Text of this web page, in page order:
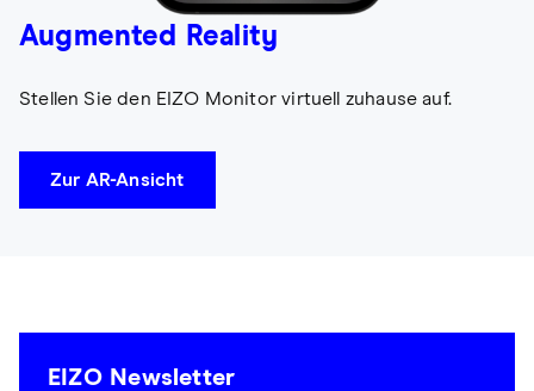
Augmented Reality
Stellen Sie den EIZO Monitor virtuell zuhause auf.
Zur AR-Ansicht
EIZO Newsletter